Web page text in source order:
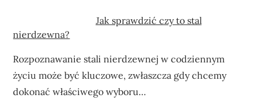
Jak sprawdzić czy to stal
nierdzewna?
Rozpoznawanie stali nierdzewnej w codziennym
życiu może być kluczowe, zwłaszcza gdy chcemy
dokonać właściwego wyboru…